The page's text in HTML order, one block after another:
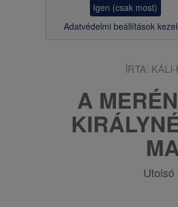
Igen (csak most)
Adatvédelmi beállítások
ÍRTA:
A